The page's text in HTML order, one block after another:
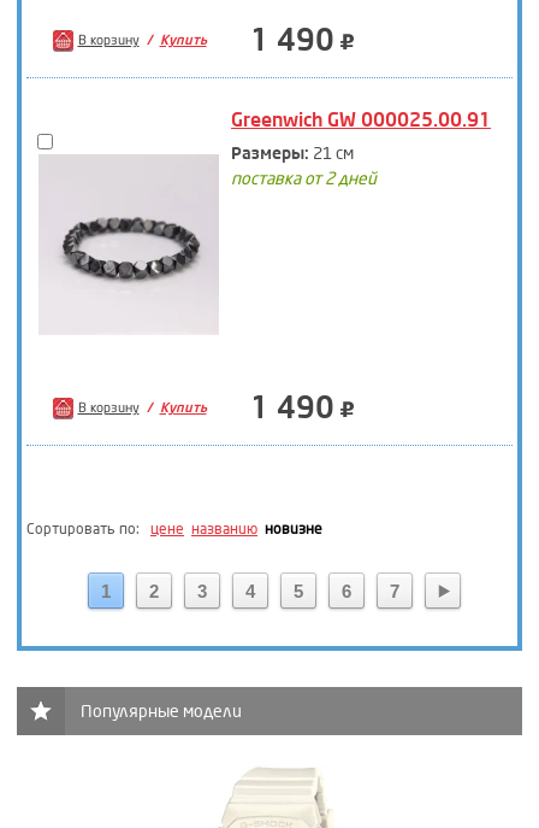
В корзину Купить 1 490
Greenwich GW 000025.00.91
Размеры: 21 см
поставка от 2 дней
В корзину Купить 1 490
Сортировать по: цене названию новизне
1 2 3 4 5 6 7
Популярные модели